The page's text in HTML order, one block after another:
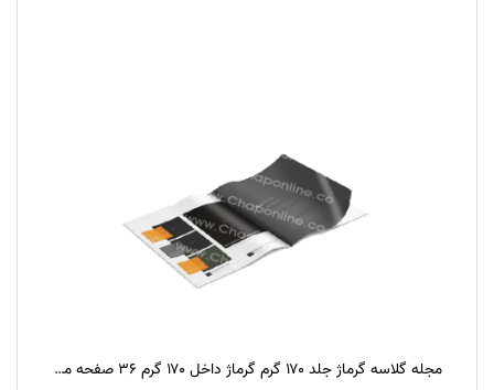
مجله گلاسه گرماژ جلد ۱۷۰ گرم گرماژ داخل ۱۷۰ گرم ۳۶ صفحه منگنه تخت